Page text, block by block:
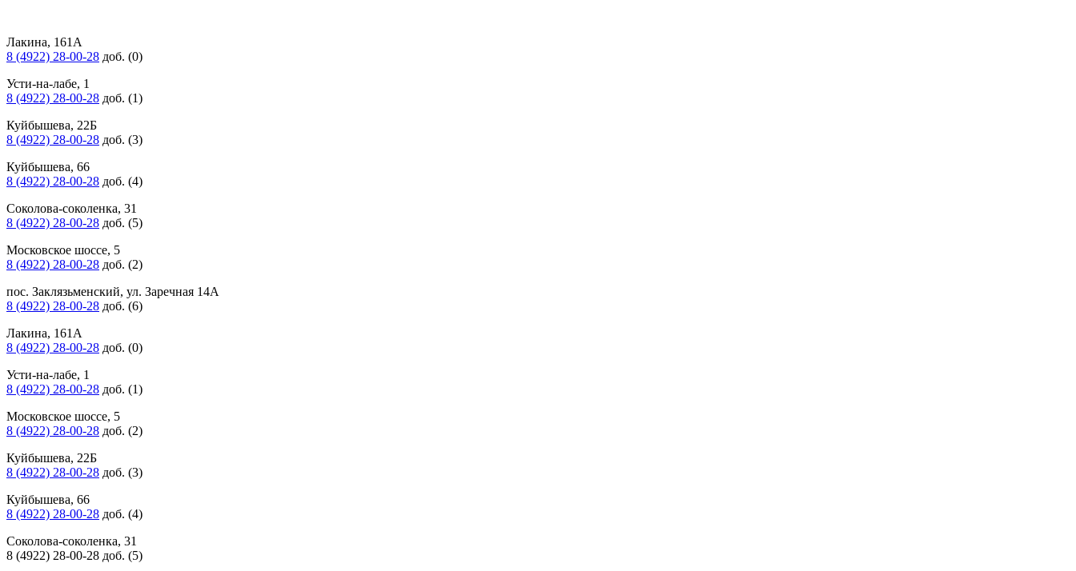
Лакина, 161А
8 (4922) 28-00-28 доб. (0)
Усти-на-лабе, 1
8 (4922) 28-00-28 доб. (1)
Куйбышева, 22Б
8 (4922) 28-00-28 доб. (3)
Куйбышева, 66
8 (4922) 28-00-28 доб. (4)
Соколова-соколенка, 31
8 (4922) 28-00-28 доб. (5)
Московское шоссе, 5
8 (4922) 28-00-28 доб. (2)
пос. Заклязьменский, ул. Заречная 14А
8 (4922) 28-00-28 доб. (6)
Лакина, 161А
8 (4922) 28-00-28 доб. (0)
Усти-на-лабе, 1
8 (4922) 28-00-28 доб. (1)
Московское шоссе, 5
8 (4922) 28-00-28 доб. (2)
Куйбышева, 22Б
8 (4922) 28-00-28 доб. (3)
Куйбышева, 66
8 (4922) 28-00-28 доб. (4)
Соколова-соколенка, 31
8 (4922) 28-00-28 доб. (5)